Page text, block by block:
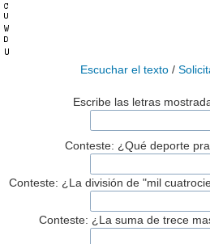
Escuchar el texto/
Escribe las letras
Conteste: ¿Qué deporte
Conteste: ¿La división de "mil
Conteste: ¿La suma de trece